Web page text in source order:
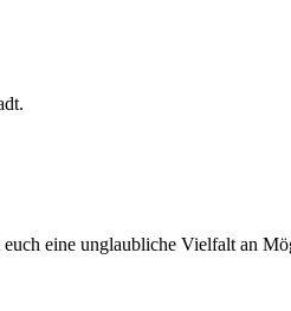
eine unglaubliche Vielfalt an